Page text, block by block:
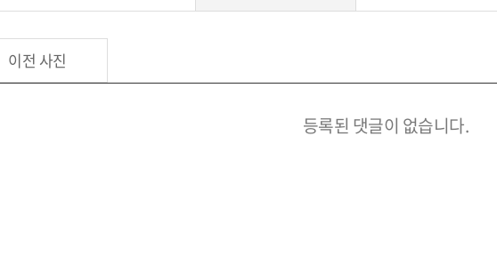
이전 사진
등록된 댓글이 없습니다.